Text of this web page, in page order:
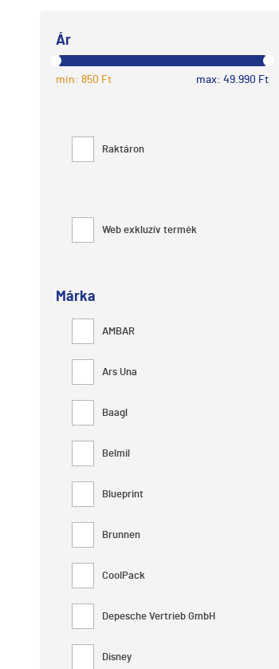
Ár
min: 850 Ft max: 49.990 Ft
Raktáron
Web exkluzív termék
Márka
AMBAR
Ars Una
Baagl
Belmil
Blueprint
Brunnen
CoolPack
Depesche Vertrieb GmbH
Disney